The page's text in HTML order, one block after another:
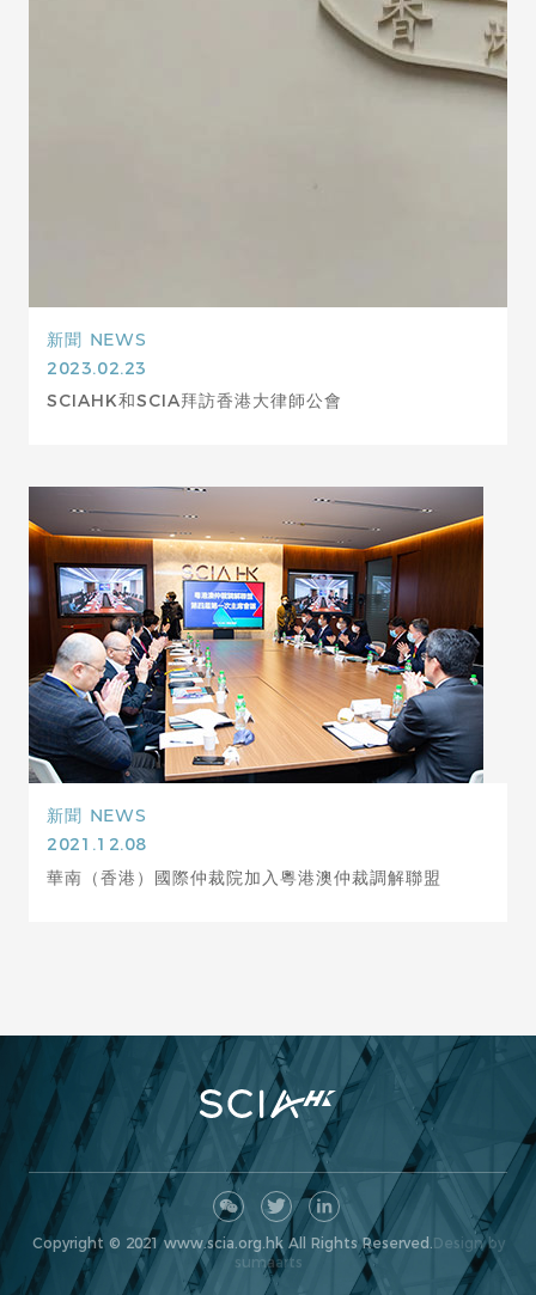
新聞 NEWS
2023.02.23
SCIAHK和SCIA拜訪香港大律師公會
新聞 NEWS
2021.12.08
華南（香港）國際仲裁院加入粵港澳仲裁調解聯盟
Copyright © 2021 www.scia.org.hk All Rights Reserved. Design by
sumaarts